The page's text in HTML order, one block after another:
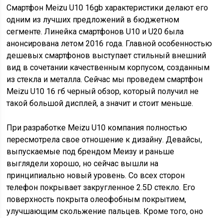
Смартфон Meizu U10 16gb характеристики делают его
одним из лучших предложений в бюджетном
сегменте. Линейка смартфонов U10 и U20 была
анонсирована летом 2016 года. Главной особенностью
дешевых смартфонов выступает стильный внешний
вид в сочетании качественным корпусом, созданным
из стекла и металла. Сейчас мы проведем смартфон
Meizu U10 16 гб черный обзор, который получил не
такой большой дисплей, а значит и стоит меньше.
При разработке Meizu U10 компания полностью
пересмотрела свое отношение к дизайну. Девайсы,
выпускаемые под брендом Меизу и раньше
выглядели хорошо, но сейчас вышли на
принципиально новый уровень. Со всех сторон
телефон покрывает закругленное 2.5D стекло. Его
поверхность покрыта олеофобным покрытием,
улучшающим скольжение пальцев. Кроме того, оно